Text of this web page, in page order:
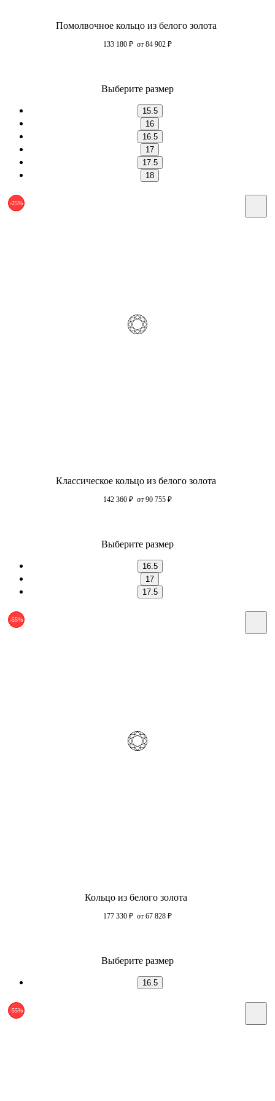
Помолвочное кольцо из белого золота
133 180 ₽ от 84 902 ₽
Выберите размер
15.5
16
16.5
17
17.5
18
-25%
Классическое кольцо из белого золота
142 360 ₽ от 90 755 ₽
Выберите размер
16.5
17
17.5
-55%
Кольцо из белого золота
177 330 ₽ от 67 828 ₽
Выберите размер
16.5
-55%